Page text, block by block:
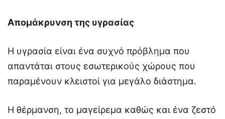
Απομάκρυνση της υγρασίας
Η υγρασία είναι ένα συχνό πρόβλημα που
απαντάται στους εσωτερικούς χώρους που
παραμένουν κλειστοί για μεγάλο διάστημα.
Η θέρμανση, το μαγείρεμα καθώς και ένα ζεστό